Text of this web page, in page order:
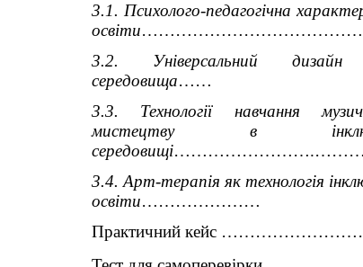
3.1. Психолого-педагогічна
освіти
3.2. Універсальний дизайн
середовища……
3.3. Технології навчання
мистецтву в
середовищі
3.4. Арт-терапія як технологія
освіти…………………
Практичний кейс